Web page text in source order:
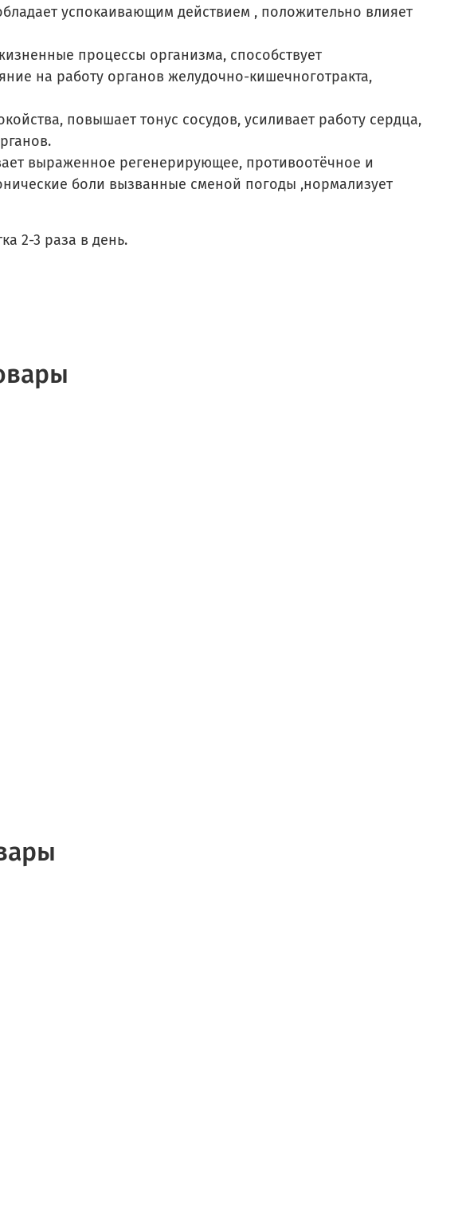
успокаивающим действием , положительно влияет
процессы организма, способствует
на работу органов желудочно-кишечноготракта,
повышает тонус сосудов, усиливает работу сердца,
выраженное регенерирующее, противоотёчное и
боли вызванные сменой погоды ,нормализует
2-3 раза в день.